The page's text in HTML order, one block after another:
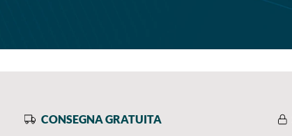
CONSEGNA GRATUITA